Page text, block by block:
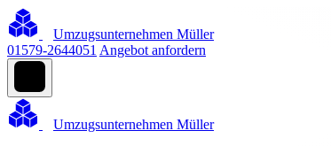
Umzugsunternehmen Müller
01579-2644051 Angebot anfordern
Umzugsunternehmen Müller